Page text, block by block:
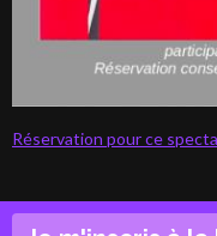
Réservation pour ce